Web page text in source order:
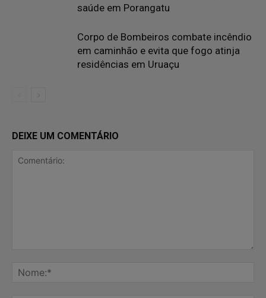
saúde em Porangatu
Corpo de Bombeiros combate incêndio
em caminhão e evita que fogo atinja
residências em Uruaçu
DEIXE UM COMENTÁRIO